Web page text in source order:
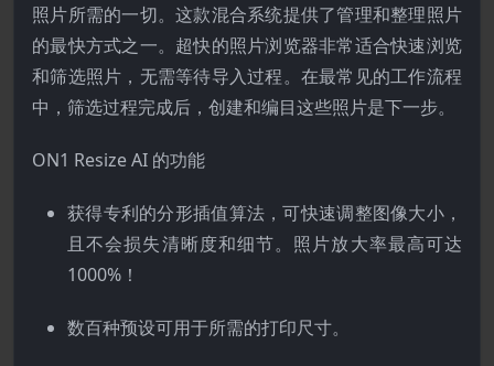
照片所需的一切。这款混合系统提供了管理和整理照片
的最快方式之一。超快的照片浏览器非常适合快速浏览
和筛选照片，无需等待导入过程。在最常见的工作流程
中，筛选过程完成后，创建和编目这些照片是下一步。
ON1 Resize AI 的功能
获得专利的分形插值算法，可快速调整图像大小，
且不会损失清晰度和细节。照片放大率最高可达
1000%！
数百种预设可用于所需的打印尺寸。